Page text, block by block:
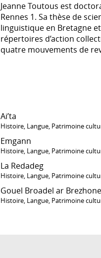
Jeanne Toutous est
Rennes 1. Sa thèse de
linguistique en Bretagne
répertoires d’action
quatre mouvements de
Ai’ta
Histoire, Langue, Patrimoine
Emgann
Histoire, Langue, Patrimoine
La Redadeg
Histoire, Langue, Patrimoine
Gouel Broadel ar
Histoire, Langue, Patrimoine